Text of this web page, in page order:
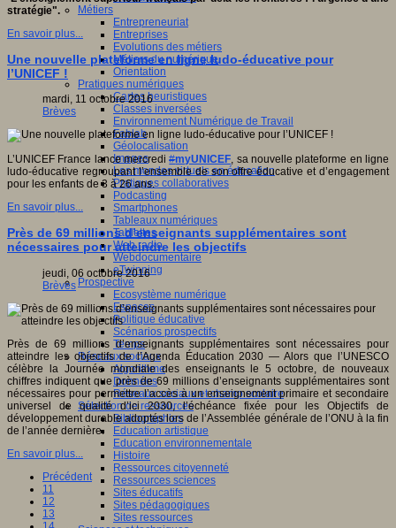
Métiers
Entrepreneuriat
Entreprises
Evolutions des métiers
Métiers du numérique
Orientation
Pratiques numériques
Cartes heuristiques
Classes inversées
Environnement Numérique de Travail
Fablab
Géolocalisation
Images
Les mondes virtuels en éducation
Pratiques collaboratives
Podcasting
Smartphones
Tableaux numériques
Tablettes
Web radio
Webdocumentaire
eTwinning
Prospective
Ecosystème numérique
Espaces
Politique éducative
Scénarios prospectifs
Temps
Réseaux sociaux
Algorithme
Données
Réseaux sociaux et champ scolaire
Sélection de ressources
Bibliographies
Education artistique
Education environnementale
Histoire
Ressources citoyenneté
Ressources sciences
Sites éducatifs
Sites pédagogiques
Sites ressources
stratégie".
En savoir plus...
Une nouvelle plateforme en ligne ludo-éducative pour
l’UNICEF !
mardi, 11 octobre 2016
Brèves
L’UNICEF France lance mercredi#myUNICEF, sa nouvelle plateforme en ligne
ludo-éducative regroupant l’ensemble de son offre éducative et d’engagement
pour les enfants de 3 à 26 ans.
En savoir plus...
Près de 69 millions d’enseignants supplémentaires sont
nécessaires pour atteindre les objectifs
jeudi, 06 octobre 2016
Brèves
Près de 69 millions d’enseignants supplémentaires sont nécessaires pour
atteindre les objectifs de l’Agenda Éducation 2030 — Alors que l’UNESCO
célèbre la Journée mondiale des enseignants le 5 octobre, de nouveaux
chiffres indiquent que près de 69 millions d’enseignants supplémentaires sont
nécessaires pour permettre l’accès à un enseignement primaire et secondaire
universel de qualité d’ici 2030, l’échéance fixée pour les Objectifs de
développement durable adoptés lors de l’Assemblée générale de l’ONU à la fin
de l’année dernière.
En savoir plus...
Précédent
11
12
13